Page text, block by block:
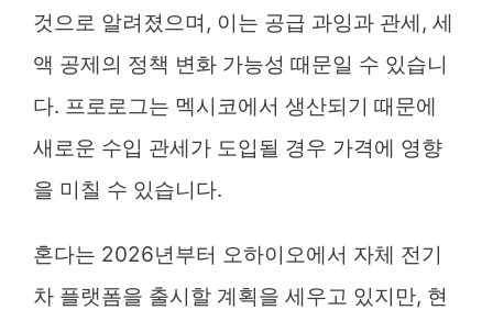
것으로 알려졌으며, 이는 공급 과잉과 관세, 세
액 공제의 정책 변화 가능성 때문일 수 있습니
다. 프로로그는 멕시코에서 생산되기 때문에
새로운 수입 관세가 도입될 경우 가격에 영향
을 미칠 수 있습니다.
혼다는 2026년부터 오하이오에서 자체 전기
차 플랫폼을 출시할 계획을 세우고 있지만, 현